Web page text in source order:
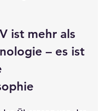
ist mehr als
– es ist